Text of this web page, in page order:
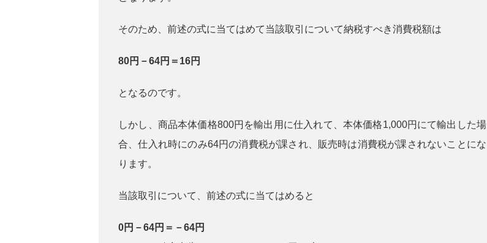
そのため、前述の式に当てはめて当該取引について納税すべき消費税額は
80円－64円＝16円
となるのです。
しかし、商品本体価格800円を輸出用に仕入れて、本体価格1,000円にて輸出した場
合、仕入れ時にのみ64円の消費税が課され、販売時は消費税が課されないことにな
ります。
当該取引について、前述の式に当てはめると
0円－64円＝－64円